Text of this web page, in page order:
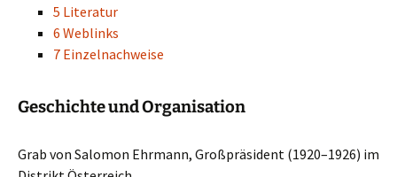
5 Literatur
6 Weblinks
7 Einzelnachweise
Geschichte und Organisation
Grab von Salomon Ehrmann, Großpräsident (1920–1926) im